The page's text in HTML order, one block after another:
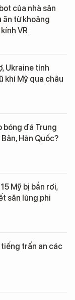
của nhà sản
ăn từ khoảng
VR
Ukraine tính
khí Mỹ qua châu
bóng đá Trung
Hàn Quốc?
Mỹ bị bắn rơi,
săn lùng phi
trấn an các